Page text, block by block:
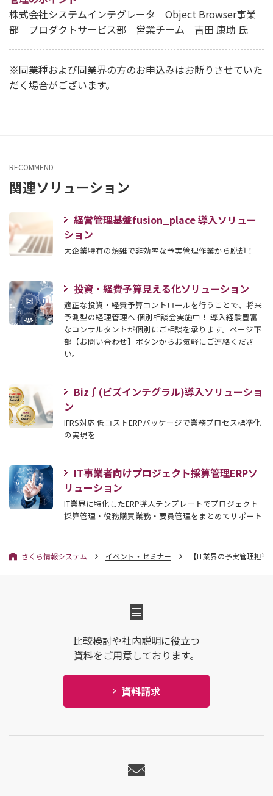
株式会社システムインテグレータ Object Browser事業
部 プロダクトサービス部 営業チーム 吉田 康助 氏
※同業種および同業界の方のお申込みはお断りさせていた
だく場合がございます。
RECOMMEND
関連ソリューション
経営管理基盤fusion_place 導入ソリュー
ション
大企業特有の煩雑で非効率な予実管理作業から脱却！
投資・経費予算見える化ソリューション
適正な投資・経費予算コントロールを行うことで、将来
予測型の経理管理へ 個別相談会実施中！ 導入経験豊富
なコンサルタントが個別にご相談を承ります。ページ下
部【お問い合わせ】ボタンからお気軽にご連絡くださ
い。
Biz∫(ビズインテグラル)導入ソリューショ
ン
IFRS対応 低コストERPパッケージで業務プロセス標準化
の実現を
IT事業者向けプロジェクト採算管理ERPソ
リューション
IT業界に特化したERP導入テンプレートでプロジェクト
採算管理・役務購買業務・要員管理をまとめてサポート
さくら情報システム イベント・セミナー 【IT業界の予実管理担
比較検討や社内説明に役立つ
資料をご用意しております。
資料請求